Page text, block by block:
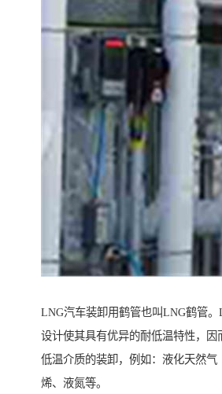
LNG汽车装卸用鹤管也叫LNG鹤管
设计使其具有优异的耐低温特性，因
低温介质的装卸，例如：液化天然气
烯、液氮等。